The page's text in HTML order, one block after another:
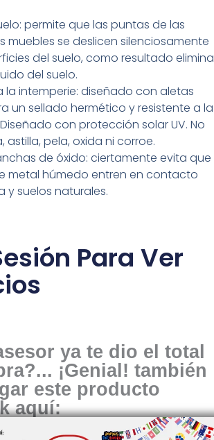
permite que las puntas de las
muebles se deslicen silenciosamente
del suelo, como resultado elimina
del suelo.
la intemperie: diseñado con aletas
un sellado hermético y resistente a la
con protección solar UV. No
astilla, pela, oxida ni corroe.
de óxido: ciertamente evita que
metal húmedo entren en contacto
y suelos naturales.
Para Ver
ya te dio el total
¡Genial! también
este producto
aquí: